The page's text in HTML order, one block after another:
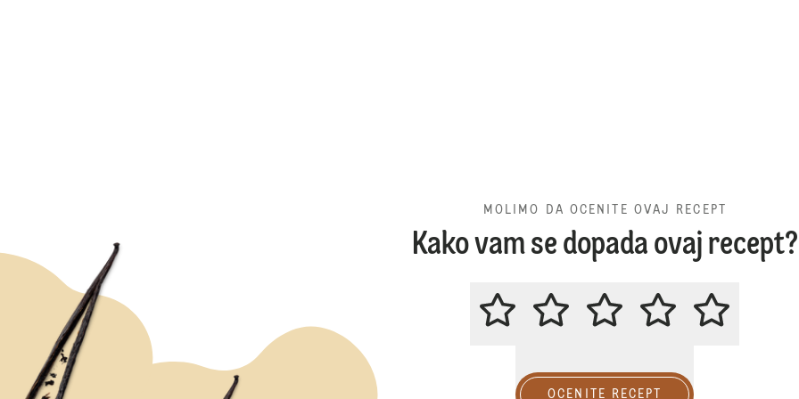
MOLIMO DA OCENITE OVAJ RECEPT
Kako vam se dopada ovaj recept?
MOLIMO DA OCENITE OVAJ
OCENITE RECEPT